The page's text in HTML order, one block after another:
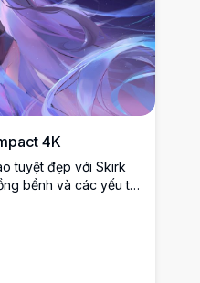
4K
tuyệt đẹp với Skirk
bềnh và các yếu tố